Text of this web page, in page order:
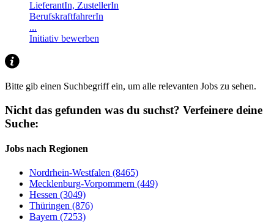
LieferantIn, ZustellerIn
BerufskraftfahrerIn
...
Initiativ bewerben
Bitte gib einen Suchbegriff ein, um alle relevanten Jobs zu sehen.
Nicht das gefunden was du suchst? Verfeinere deine
Suche:
Jobs nach Regionen
Nordrhein-Westfalen (8465)
Mecklenburg-Vorpommern (449)
Hessen (3049)
Thüringen (876)
Bayern (7253)